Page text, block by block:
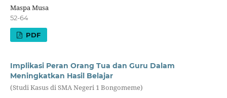
Maspa Musa
52-64
PDF
Implikasi Peran Orang Tua dan Guru Dalam
Meningkatkan Hasil Belajar
(Studi Kasus di SMA Negeri 1 Bongomeme)